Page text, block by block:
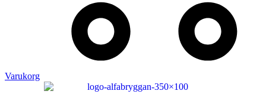
Varukorg